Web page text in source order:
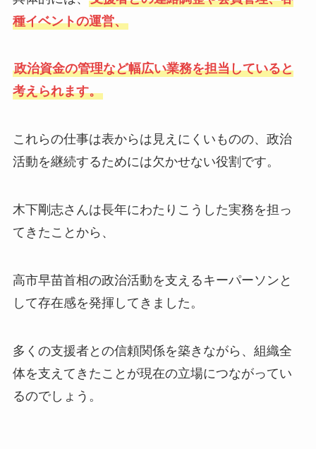
種イベントの運営、
政治資金の管理など幅広い業務を担当していると
考えられます。
これらの仕事は表からは見えにくいものの、政治
活動を継続するためには欠かせない役割です。
木下剛志さんは長年にわたりこうした実務を担っ
てきたことから、
高市早苗首相の政治活動を支えるキーパーソンと
して存在感を発揮してきました。
多くの支援者との信頼関係を築きながら、組織全
体を支えてきたことが現在の立場につながってい
るのでしょう。